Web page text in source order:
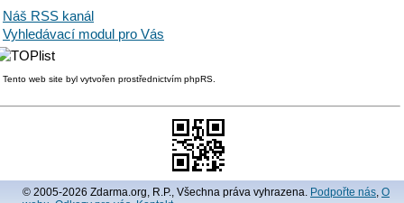
Náš RSS kanál
Vyhledávací modul pro Vás
Tento web site byl vytvořen prostřednictvím phpRS.
© 2005-2026 Zdarma.org, R.P., Všechna práva vyhrazena. Podpořte nás O